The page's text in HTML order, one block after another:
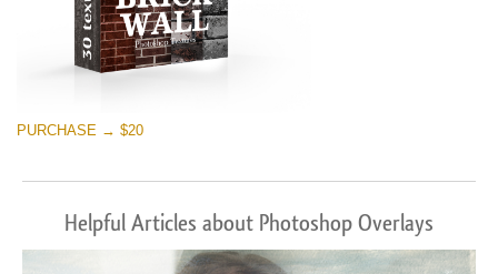
PURCHASE → $20
Helpful Articles about Photoshop Overlays